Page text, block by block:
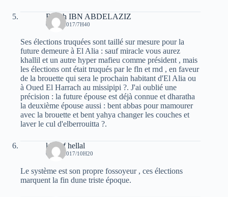
Rabah IBN ABDELAZIZ
6 MAI 2017/7H40
Ses élections truquées sont taillé sur mesure pour la
future demeure à El Alia : sauf miracle vous aurez
khallil et un autre hyper mafieu comme président , mais
les élections ont était truqués par le fln et rnd , en faveur
de la brouette qui sera le prochain habitant d'El Alia ou
à Oued El Harrach au missipipi ?. J'ai oublié une
précision : la future épouse est déjà connue et dharatha
la deuxième épouse aussi : bent abbas pour mamourer
avec la brouette et bent yahya changer les couches et
laver le cul d'elberrouitta ?.
khelaf hellal
6 MAI 2017/10H20
Le système est son propre fossoyeur , ces élections
marquent la fin dune triste époque.